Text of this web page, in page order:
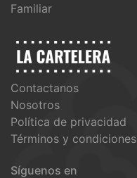
Familiar
Contactanos
Nosotros
Política de privacidad
Términos y condiciones
Síguenos en